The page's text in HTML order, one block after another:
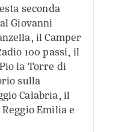
seconda
Giovanni
il Camper
100 passi, il
la Torre di
sulla
Calabria, il
Emilia e